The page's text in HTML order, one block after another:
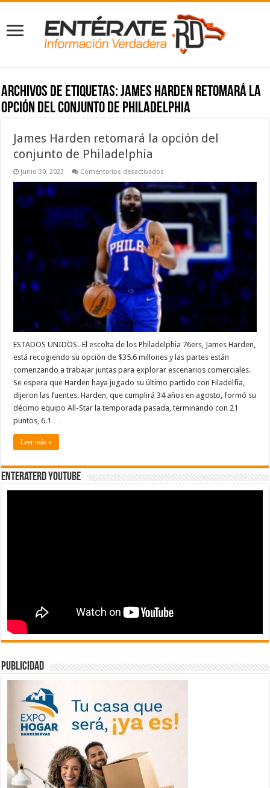
Archivos de etiquetas:James Harden retomará la
opción del conjunto de Philadelphia
James Harden retomará la opción del
conjunto de Philadelphia
junio 30, 2023 Comentarios desactivados
Harden
retomará
la
conjunto
de
Philadelphia
ESTADOS UNIDOS.-El escolta de los Philadelphia 76ers, James Harden,
está recogiendo su opción de $35.6 millones y las partes están
comenzando a trabajar juntas para explorar escenarios comerciales.
Se espera que Harden haya jugado su último partido con Filadelfia,
dijeron las fuentes. Harden, que cumplirá 34 años en agosto, formó su
décimo equipo All-Star la temporada pasada, terminando con 21
puntos, 6.1 …
Leer más »
EnterateRD YOUTUBE
publicidad